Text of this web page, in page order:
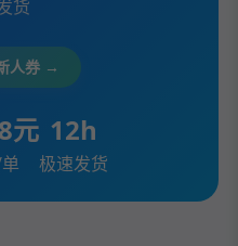
货
人券 →
元 12h
极速发货